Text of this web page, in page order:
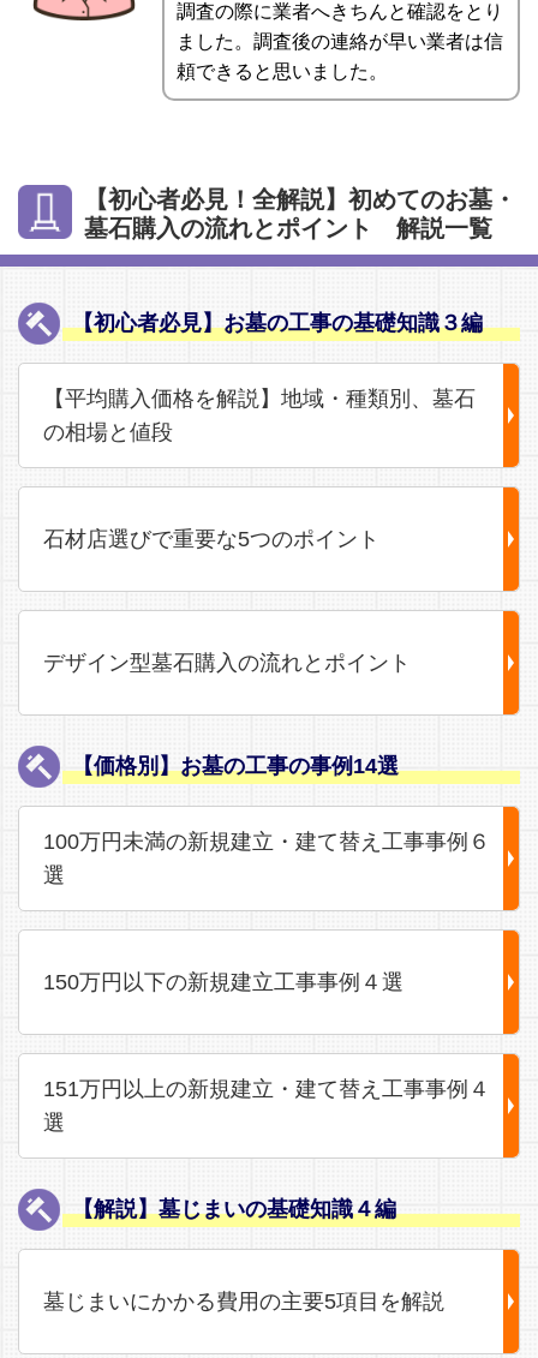
調査の際に業者へきちんと確認をとり
ました。調査後の連絡が早い業者は信
頼できると思いました。
【初心者必見！全解説】初めてのお墓・
墓石購入の流れとポイント 解説一覧
【初心者必見】お墓の工事の基礎知識３編
【平均購入価格を解説】地域・種類別、墓石
の相場と値段
石材店選びで重要な5つのポイント
デザイン型墓石購入の流れとポイント
【価格別】お墓の工事の事例14選
100万円未満の新規建立・建て替え工事事例６
選
150万円以下の新規建立工事事例４選
151万円以上の新規建立・建て替え工事事例４
選
【解説】墓じまいの基礎知識４編
墓じまいにかかる費用の主要5項目を解説